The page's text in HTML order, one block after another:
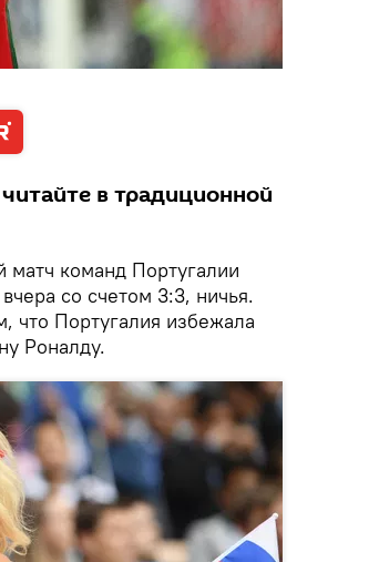
в традиционной
матч команд Португалии
со счетом 3:3, ничья.
что Португалия избежала
Роналду.